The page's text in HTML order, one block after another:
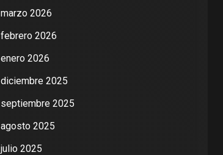
marzo 2026
febrero 2026
enero 2026
diciembre 2025
septiembre 2025
agosto 2025
julio 2025